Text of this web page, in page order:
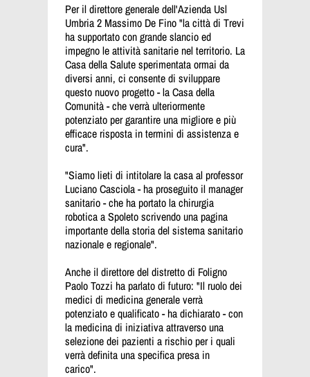
Per il direttore generale dell'Azienda Usl
Umbria 2 Massimo De Fino "la città di Trevi
ha supportato con grande slancio ed
impegno le attività sanitarie nel territorio. La
Casa della Salute sperimentata ormai da
diversi anni, ci consente di sviluppare
questo nuovo progetto - la Casa della
Comunità - che verrà ulteriormente
potenziato per garantire una migliore e più
efficace risposta in termini di assistenza e
cura".
"Siamo lieti di intitolare la casa al professor
Luciano Casciola - ha proseguito il manager
sanitario - che ha portato la chirurgia
robotica a Spoleto scrivendo una pagina
importante della storia del sistema sanitario
nazionale e regionale".
Anche il direttore del distretto di Foligno
Paolo Tozzi ha parlato di futuro: "Il ruolo dei
medici di medicina generale verrà
potenziato e qualificato - ha dichiarato - con
la medicina di iniziativa attraverso una
selezione dei pazienti a rischio per i quali
verrà definita una specifica presa in
carico".